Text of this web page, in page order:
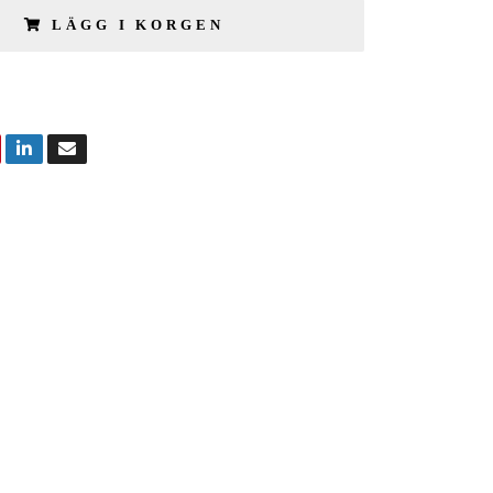
LÄGG I KORGEN